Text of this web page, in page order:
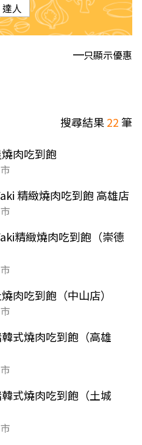
達人
只顯示優惠
搜尋結果22筆
肉吃到飽
精緻燒肉吃到飽 高雄店
精緻燒肉吃到飽（崇德
肉吃到飽（中山店）
式燒肉吃到飽（高雄
式燒肉吃到飽（土城